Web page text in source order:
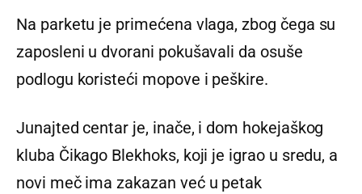
Na parketu je primećena vlaga, zbog čega su
zaposleni u dvorani pokušavali da osuše
podlogu koristeći mopove i peškire.
Junajted centar je, inače, i dom hokejaškog
kluba Čikago Blekhoks, koji je igrao u sredu, a
novi meč ima zakazan već u petak